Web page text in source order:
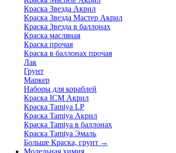
Краска Звезда Акрил
Краска Звезда Мастер Акрил
Краска Звезда в баллонах
Краска масляная
Краска прочая
Краска в баллонах прочая
Лак
Грунт
Маркер
Наборы для кораблей
Краска ICM Акрил
Краска Tamiya LP
Краска Tamiya Акрил
Краска Tamiya в баллонах
Краска Tamiya Эмаль
Больше Краска, грунт →
Модельная химия